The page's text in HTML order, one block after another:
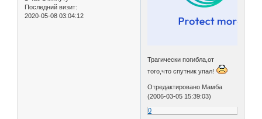
Последний визит:
2020-05-08 03:04:12
Трагически погибла,от
того,что спутник упал!
Отредактировано Мамба
(2006-03-05 15:39:03)
0